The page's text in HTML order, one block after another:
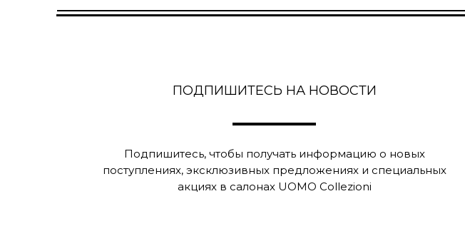
ПОДПИШИТЕСЬ НА НОВОСТИ
Подпишитесь, чтобы получать информацию о новых
поступлениях, эксклюзивных предложениях и специальных
акциях в салонах UOMO Collezioni